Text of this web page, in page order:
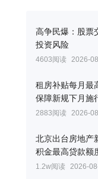
高争民爆：股票
投资风险
4603阅读 2026-
租房补贴每月最
保障新规下月施
2883阅读 2026-
北京出台房地产
积金最高贷款额
1.2w阅读 2026-